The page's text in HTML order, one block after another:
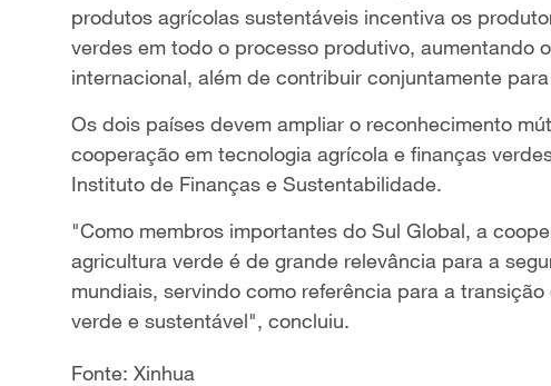
produtos agrícolas sustentáveis incentiva os
verdes em todo o processo produtivo, aumentando
internacional, além de contribuir conjuntamente
Os dois países devem ampliar o reconhecimento
cooperação em tecnologia agrícola e finanças
Instituto de Finanças e Sustentabilidade.
"Como membros importantes do Sul Global, a
agricultura verde é de grande relevância para a
mundiais, servindo como referência para a
verde e sustentável", concluiu.
Fonte: Xinhua